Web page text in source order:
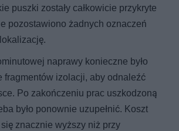
puszki zostały całkowicie przykryte
pozostawiono żadnych oznaczeń
naprawy konieczne było
fragmentów izolacji, aby odnaleźć
Po zakończeniu prac uszkodzoną
było ponownie uzupełnić. Koszt
znacznie wyższy niż przy